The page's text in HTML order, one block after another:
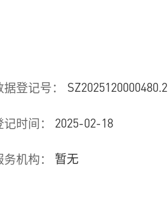
据登记号： SZ2025120000480.2
记时间： 2025-02-18
务机构： 暂无